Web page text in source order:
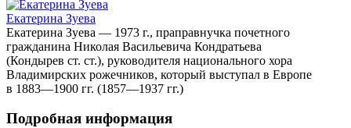
Екатерина Зуева
Екатерина Зуева — 1973 г., праправнучка почетного
гражданина Николая Васильевича Кондратьева
(Кондырев ст. ст.), руководителя национального хора
Владимирских рожечников, который выступал в Европе
в 1883—1900 гг. (1857—1937 гг.)
Подробная информация